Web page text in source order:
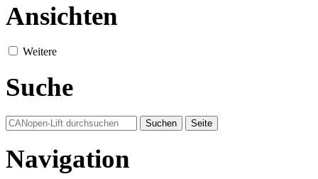
Ansichten
Weitere
Suche
Navigation